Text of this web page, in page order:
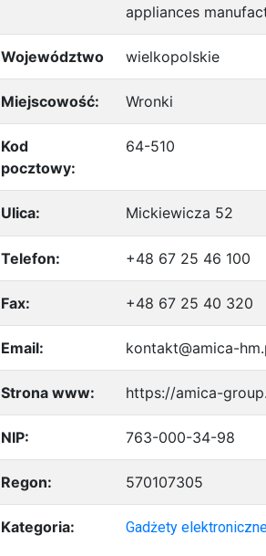
appliances
Województwo wielkopolskie
Miejscowość: Wronki
Kod
pocztowy:
64-510
Ulica: Mickiewicza 52
Telefon: +48 67 25 46 100
Fax: +48 67 25 40 320
Email: kontakt@amica-
Strona www: https://amica-
NIP: 763-000-34-98
Regon: 570107305
Kategoria: Gadżety